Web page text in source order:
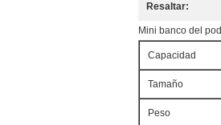
Resaltar:
Mini banco del
Capacidad
Tamaño
Peso